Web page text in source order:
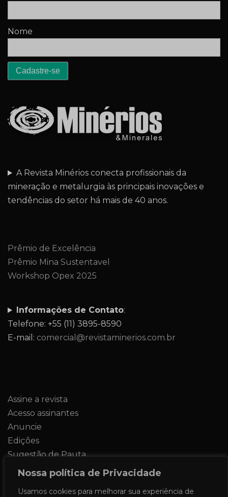
Nossa política de Privacidade
Usamos cookies para melhorar sua experiência de
Nome
A Revista Minérios conecta profissionais da
mineração e metalurgia às principais inovações e
tendências do setor há mais de 40 anos.
Prêmio de Excelência
Prêmio Mina Sustentavel
Workshop Opex 2025
Informações de Contato:
Telefone: +55 (11) 3895-8590
E-mail: comercial@revistaminerios.com.br
Assine a revista
Acesso assinantes
Anuncie
Edições
Sugestão de Pauta
Contato